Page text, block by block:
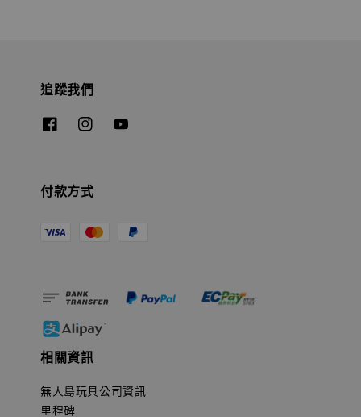
追蹤我們
付款方式
相關資訊
無人島玩具公司資訊
里程碑